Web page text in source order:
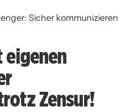
Sicher kommunizieren
eigenen
Zensur!